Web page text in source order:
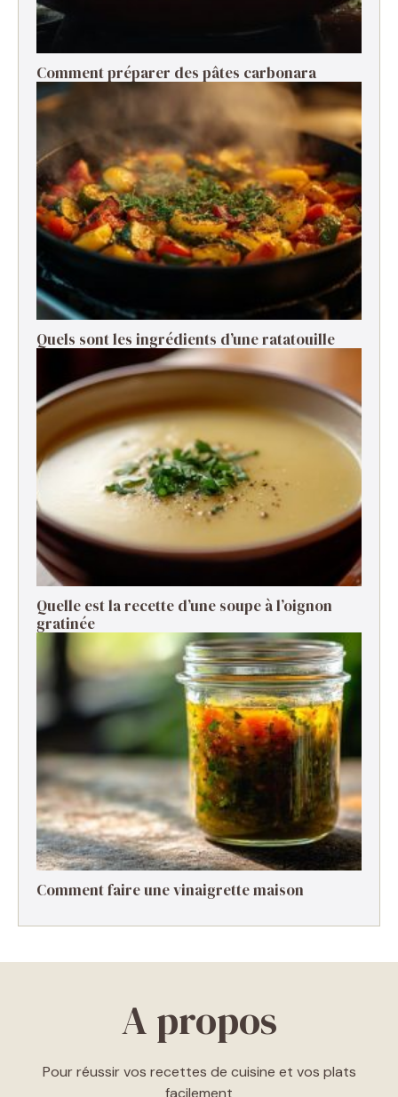
Comment préparer des pâtes carbonara ​
Quels sont les ingrédients d’une ratatouille ​
Quelle est la recette d’une soupe à l’oignon
gratinée ​
Comment faire une vinaigrette maison ​
A propos
Pour réussir vos recettes de cuisine et vos plats
facilement